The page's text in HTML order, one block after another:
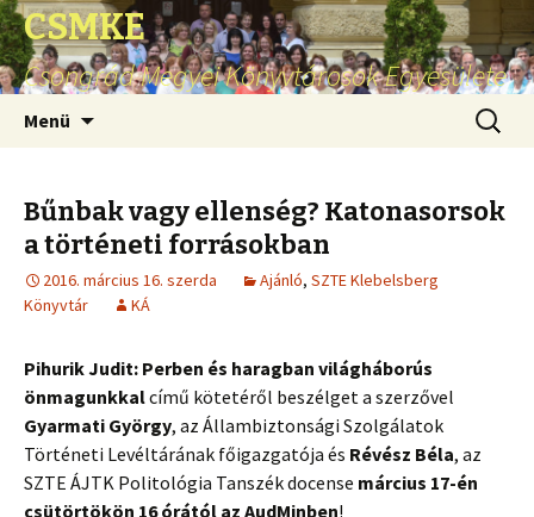
CSMKE
Csongrád Megyei Könyvtárosok Egyesülete
Menü
Bűnbak vagy ellenség? Katonasorsok
a történeti forrásokban
2016. március 16. szerda Ajánló, SZTE Klebelsberg
Könyvtár
KÁ
Pihurik Judit: Perben és haragban világháborús
önmagunkkalcímű kötetéről beszélget a szerzővel
Gyarmati György, az Állambiztonsági Szolgálatok
Történeti Levéltárának főigazgatója és Révész Béla, az
SZTE ÁJTK Politológia Tanszék docense március 17-én
csütörtökön 16 órától az AudMinben!